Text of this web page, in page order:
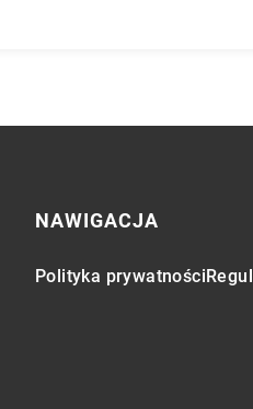
NAWIGACJA
Polityka prywatności